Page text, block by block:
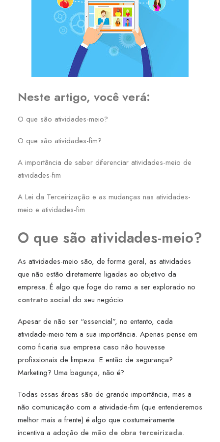
Neste artigo, você verá:
O que são atividades-meio?
O que são atividades-fim?
A importância de saber diferenciar atividades-meio de
atividades-fim
A Lei da Terceirização e as mudanças nas atividades-
meio e atividades-fim
O que são atividades-meio?
As atividades-meio são, de forma geral, as atividades
que não estão diretamente ligadas ao objetivo da
empresa. É algo que foge do ramo a ser explorado no
contrato social do seu negócio.
Apesar de não ser “essencial”, no entanto, cada
atividade-meio tem a sua importância. Apenas pense em
como ficaria sua empresa caso não houvesse
profissionais de limpeza. E então de segurança?
Marketing? Uma bagunça, não é?
Todas essas áreas são de grande importância, mas a
não comunicação com a atividade-fim (que entenderemos
melhor mais a frente) é algo que costumeiramente
incentiva a adoção de mão de obra terceirizada.